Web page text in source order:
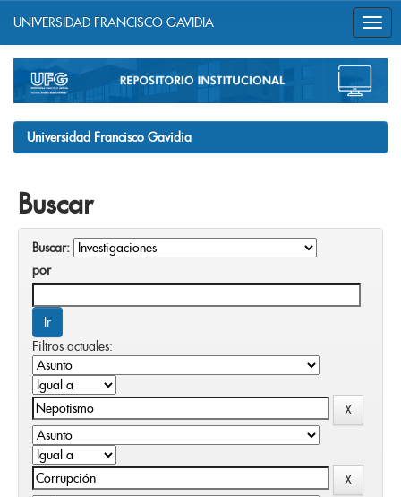
navigation
UNIVERSIDAD FRANCISCO GAVIDIA
Universidad Francisco Gavidia
Buscar
Buscar:
por
Filtros actuales: